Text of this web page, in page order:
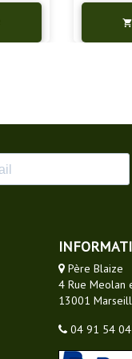

Père Blaize
4 Rue Meolan
13001
04 91 54